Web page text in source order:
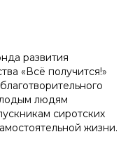
развития
«Всё получится!»
людям
сиротских
жизни.